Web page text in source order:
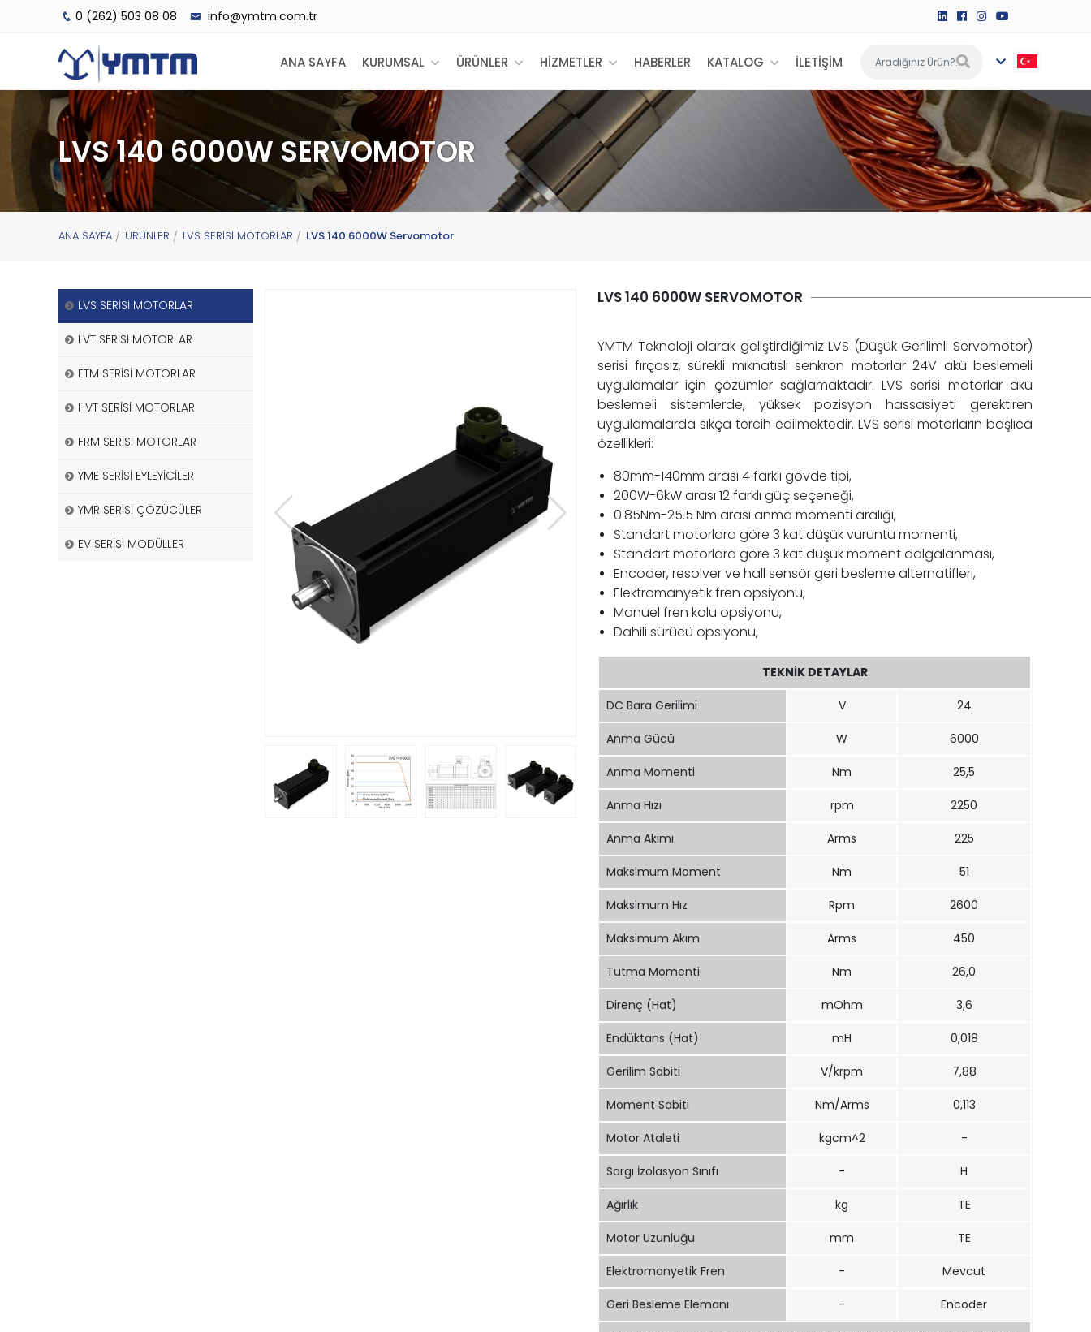
0 (262) 503 08 08 info@ymtm.com.tr
ANA SAYFA KURUMSAL ÜRÜNLER HİZMETLER HABERLER KATALOG İLETİŞİM
LVS 140 6000W SERVOMOTOR
ANA SAYFA ÜRÜNLER LVS SERİSİ MOTORLAR LVS 140 6000W Servomotor
LVS SERİSİ MOTORLAR
LVT SERİSİ MOTORLAR
ETM SERİSİ MOTORLAR
HVT SERİSİ MOTORLAR
FRM SERİSİ MOTORLAR
YME SERİSİ EYLEYİCİLER
YMR SERİSİ ÇÖZÜCÜLER
EV SERİSİ MODÜLLER
LVS 140 6000W SERVOMOTOR
YMTM Teknoloji olarak geliştirdiğimiz LVS (Düşük Gerilimli Servomotor)
serisi fırçasız, sürekli mıknatıslı senkron motorlar 24V akü beslemeli
uygulamalar için çözümler sağlamaktadır. LVS serisi motorlar akü
beslemeli sistemlerde, yüksek pozisyon hassasiyeti gerektiren
uygulamalarda sıkça tercih edilmektedir. LVS serisi motorların başlıca
özellikleri:
80mm-140mm arası 4 farklı gövde tipi,
200W-6kW arası 12 farklı güç seçeneği,
0.85Nm-25.5 Nm arası anma momenti aralığı,
Standart motorlara göre 3 kat düşük vuruntu momenti,
Standart motorlara göre 3 kat düşük moment dalgalanması,
Encoder, resolver ve hall sensör geri besleme alternatifleri,
Elektromanyetik fren opsiyonu,
Manuel fren kolu opsiyonu,
Dahili sürücü opsiyonu,
TEKNİK DETAYLAR
DC Bara Gerilimi V 24
Anma Gücü W 6000
Anma Momenti Nm 25,5
Anma Hızı rpm 2250
Anma Akımı Arms 225
Maksimum Moment Nm 51
Maksimum Hız Rpm 2600
Maksimum Akım Arms 450
Tutma Momenti Nm 26,0
Direnç (Hat) mOhm 3,6
Endüktans (Hat) mH 0,018
Gerilim Sabiti V/krpm 7,88
Moment Sabiti Nm/Arms 0,113
Motor Ataleti kgcm^2 -
Sargı İzolasyon Sınıfı - H
Ağırlık kg TE
Motor Uzunluğu mm TE
Elektromanyetik Fren - Mevcut
Geri Besleme Elemanı - Encoder